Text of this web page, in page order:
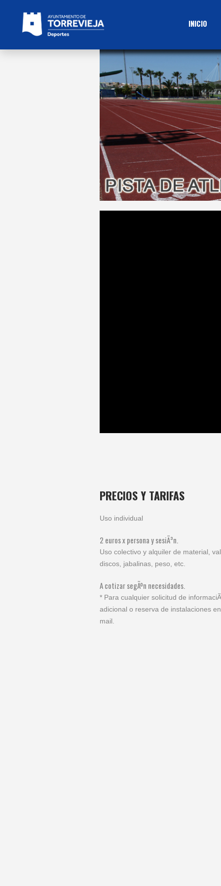
INICIO
PRECIOS Y TARIFAS
Uso individual
2 euros x persona y sesiÃ³n.
Uso colectivo y alquiler de material,
discos, jabalinas, peso, etc.
A cotizar segÃºn necesidades.
* Para cualquier solicitud de
adicional o reserva de instalaciones
mail.